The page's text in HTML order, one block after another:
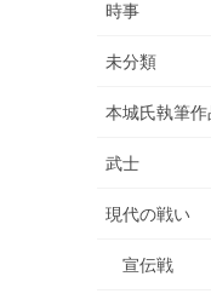
時事
未分類
本城氏執筆作
武士
現代の戦い
宣伝戦